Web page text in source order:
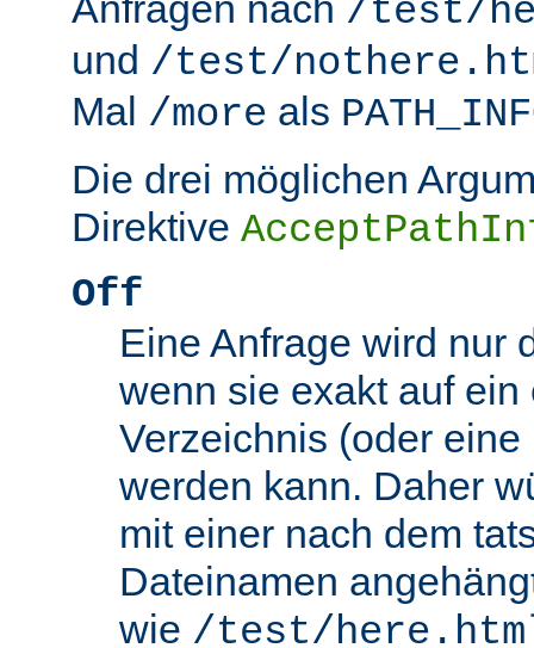
/test/
und /test/
Mal /more als
Die drei möglichen
Direktive
Off
Eine Anfrage wird nur
wenn sie exakt auf
Verzeichnis (oder
werden kann. Daher
mit einer nach dem
Dateinamen
wie /test/